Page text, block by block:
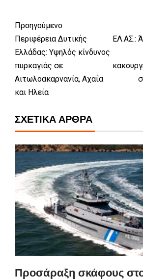
Προηγούμενο
Περιφέρεια Δυτικής
Ελλάδας: Υψηλός κίνδυνος
πυρκαγιάς σε
Αιτωλοακαρνανία, Αχαΐα
και Ηλεία
ΕΛ.ΑΣ.:
ΣΧΕΤΙΚΆ ΆΡΘΡΑ
Προσάραξη σκάφους